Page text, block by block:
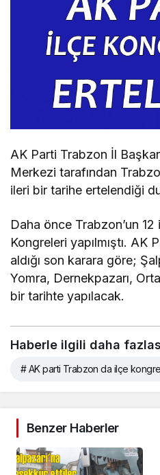
AK Parti Trabzon İl
Merkezi tarafından
ileri bir tarihe ertelendiği
Daha önce Trabzon’un
Kongreleri yapılmıştı. AK
aldığı son karara göre;
Yomra, Dernekpazarı,
bir tarihte yapılacak.
Haberle ilgili daha
# AK parti Trabzon da ilçe
Benzer Haberler